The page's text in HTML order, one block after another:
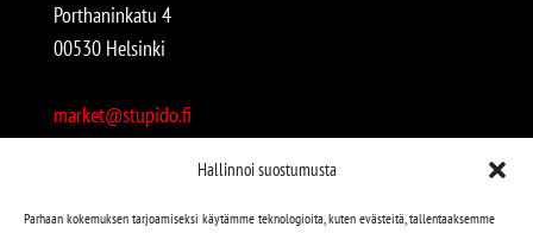
Hallinnoi suostumusta
Parhaan kokemuksen tarjoamiseksi käytämme teknologioita, kuten evästeitä, tallentaaksemme
Porthaninkatu 4
00530 Helsinki
market@stupido.fi
Avoinna: